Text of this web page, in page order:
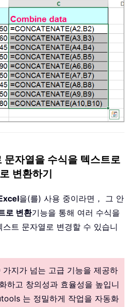
문자열을 수식을 텍스트로
변환하기
을(를) 사용 중이라면， 그 안
로 변환기능을 통해 여러 수식을
트 문자열로 변경할 수 있습니
지가 넘는 고급 기능을 제공하
하고 창의성과 효율성을 높입니
는 정밀하게 작업을 자동화